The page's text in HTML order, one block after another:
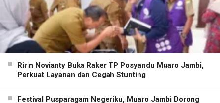
Ririn Novianty Buka Raker TP Posyandu Muaro Jambi,
Perkuat Layanan dan Cegah Stunting
Festival Pusparagam Negeriku, Muaro Jambi Dorong